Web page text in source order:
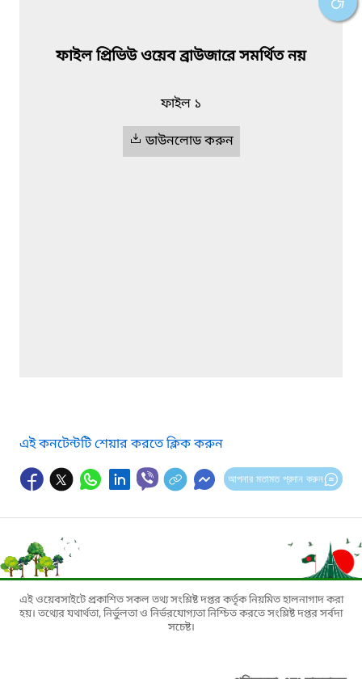
ফাইল প্রিভিউ ওয়েব ব্রাউজারে সমর্থিত নয়
ফাইল ১
ডাউনলোড করুন
এই কনটেন্টটি শেয়ার করতে ক্লিক করুন
আপনার মতামত প্রদান করুন
এই ওয়েবসাইটে প্রকাশিত সকল তথ্য সংশ্লিষ্ট দপ্তর কর্তৃক নিয়মিত হালনাগাদ করা
হয়। তথ্যের যথার্থতা, নির্ভুলতা ও নির্ভরযোগ্যতা নিশ্চিত করতে সংশ্লিষ্ট দপ্তর সর্বদা
সচেষ্ট।